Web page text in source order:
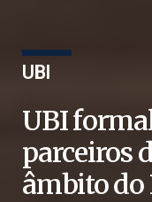
UBI
UBI
parceiros
âmbito do